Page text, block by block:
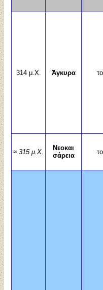
314 μ.Χ. Άγκυρα
≈ 315 μ.Χ.
Νεοκαι
σάρεια